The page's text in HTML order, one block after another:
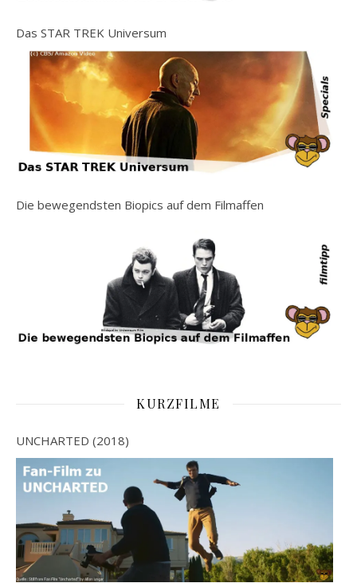
Das STAR TREK Universum
Die bewegendsten Biopics auf dem Filmaffen
KURZFILME
UNCHARTED (2018)